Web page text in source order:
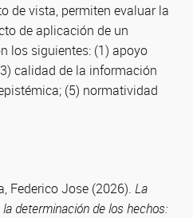
de vista, permiten evaluar la
de aplicación de un
los siguientes: (1) apoyo
calidad de la información
(5) normatividad
Federico Jose (2026). La
determinación de los hechos: